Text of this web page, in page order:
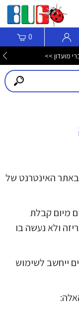
0
האינטרנט של
עסקה פרונטלית תוך 14 ימים מיום קבלת
ולא נעשה בו
ייחשב לשימוש